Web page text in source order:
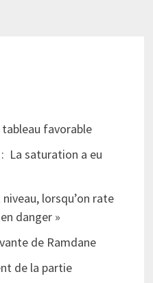
favorable
La saturation a eu
lorsqu’on rate
danger »
de Ramdane
de la partie